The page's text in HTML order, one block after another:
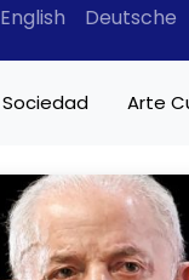
English Deutsche
Sociedad Arte